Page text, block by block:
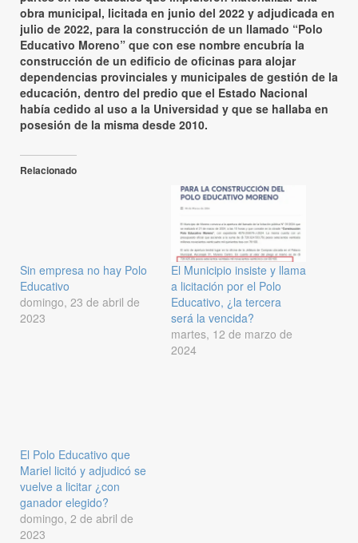
obra municipal, licitada en junio del 2022 y adjudicada en
julio de 2022, para la construcción de un llamado “Polo
Educativo Moreno” que con ese nombre encubría la
construcción de un edificio de oficinas para alojar
dependencias provinciales y municipales de gestión de la
educación, dentro del predio que el Estado Nacional
había cedido al uso a la Universidad y que se hallaba en
posesión de la misma desde 2010.
Relacionado
Sin empresa no hay Polo
Educativo
domingo, 23 de abril de
2023
El Municipio insiste y llama
a licitación por el Polo
Educativo, ¿la tercera
será la vencida?
martes, 12 de marzo de
2024
El Polo Educativo que
Mariel licitó y adjudicó se
vuelve a licitar ¿con
ganador elegido?
domingo, 2 de abril de
2023